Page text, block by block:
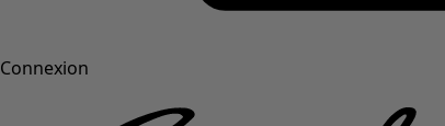
Connexion